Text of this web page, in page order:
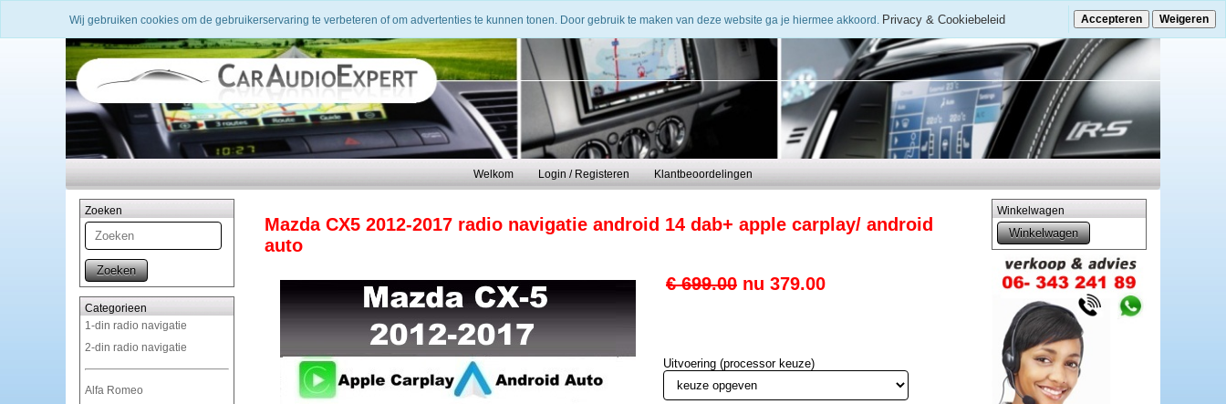
Welkom Login / Registeren Klantbeoordelingen
Zoeken
Zoeken
Categorieen
1-din radio navigatie
2-din radio navigatie
Alfa Romeo
Mazda CX5 2012-2017 radio navigatie android 14 dab+ apple carplay/ android
auto
€ 699.00 nu 379.00
Uitvoering (processor keuze)
Winkelwagen
Wij gebruiken cookies om de gebruikerservaring te verbeteren of om advertenties te kunnen tonen. Door gebruik te maken van deze website ga je hiermee akkoord. Privacy & Cookiebeleid Accepteren Weigeren